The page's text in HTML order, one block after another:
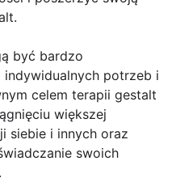
być bardzo
potrzeb i
celem terapii gestalt
większej
siebie i innych oraz
swoich